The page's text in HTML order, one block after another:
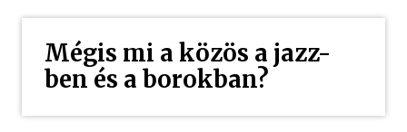
Mégis mi a közös a jazz-
ben és a borokban?